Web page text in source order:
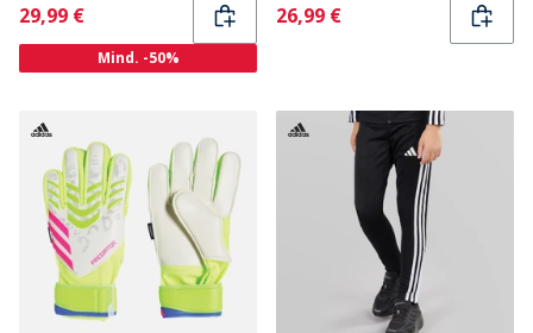
Current
29,99 €
Mind. -50%
Current
26,99 €